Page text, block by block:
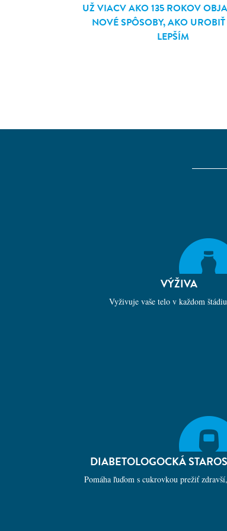
UŽ VIACV AKO 135 ROKOV
NOVÉ SPÔSOBY, AKO
LEPŠÍM
VÝŽIVA
Vyživuje vaše telo v každom
DIABETOLOGOCKÁ
Pomáha ľuďom s cukrovkou prežiť